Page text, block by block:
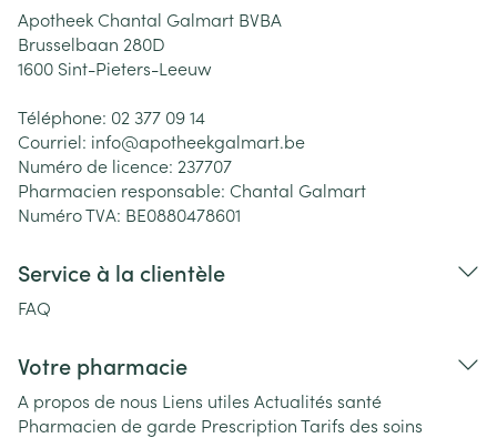
Apotheek Chantal Galmart BVBA
Brusselbaan 280D
1600 Sint-Pieters-Leeuw
Téléphone: 02 377 09 14
Courriel: info@apotheekgalmart.be
Numéro de licence: 237707
Pharmacien responsable: Chantal Galmart
Numéro TVA: BE0880478601
Service à la clientèle
FAQ
Votre pharmacie
A propos de nous Liens utiles Actualités santé
Pharmacien de garde PrescriptionTarifs des soins